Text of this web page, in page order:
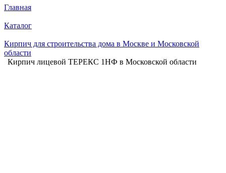
Главная
Каталог
Кирпич для строительства дома в Москве и Московской
области
Кирпич лицевой ТЕРЕКС 1НФ в Московской области